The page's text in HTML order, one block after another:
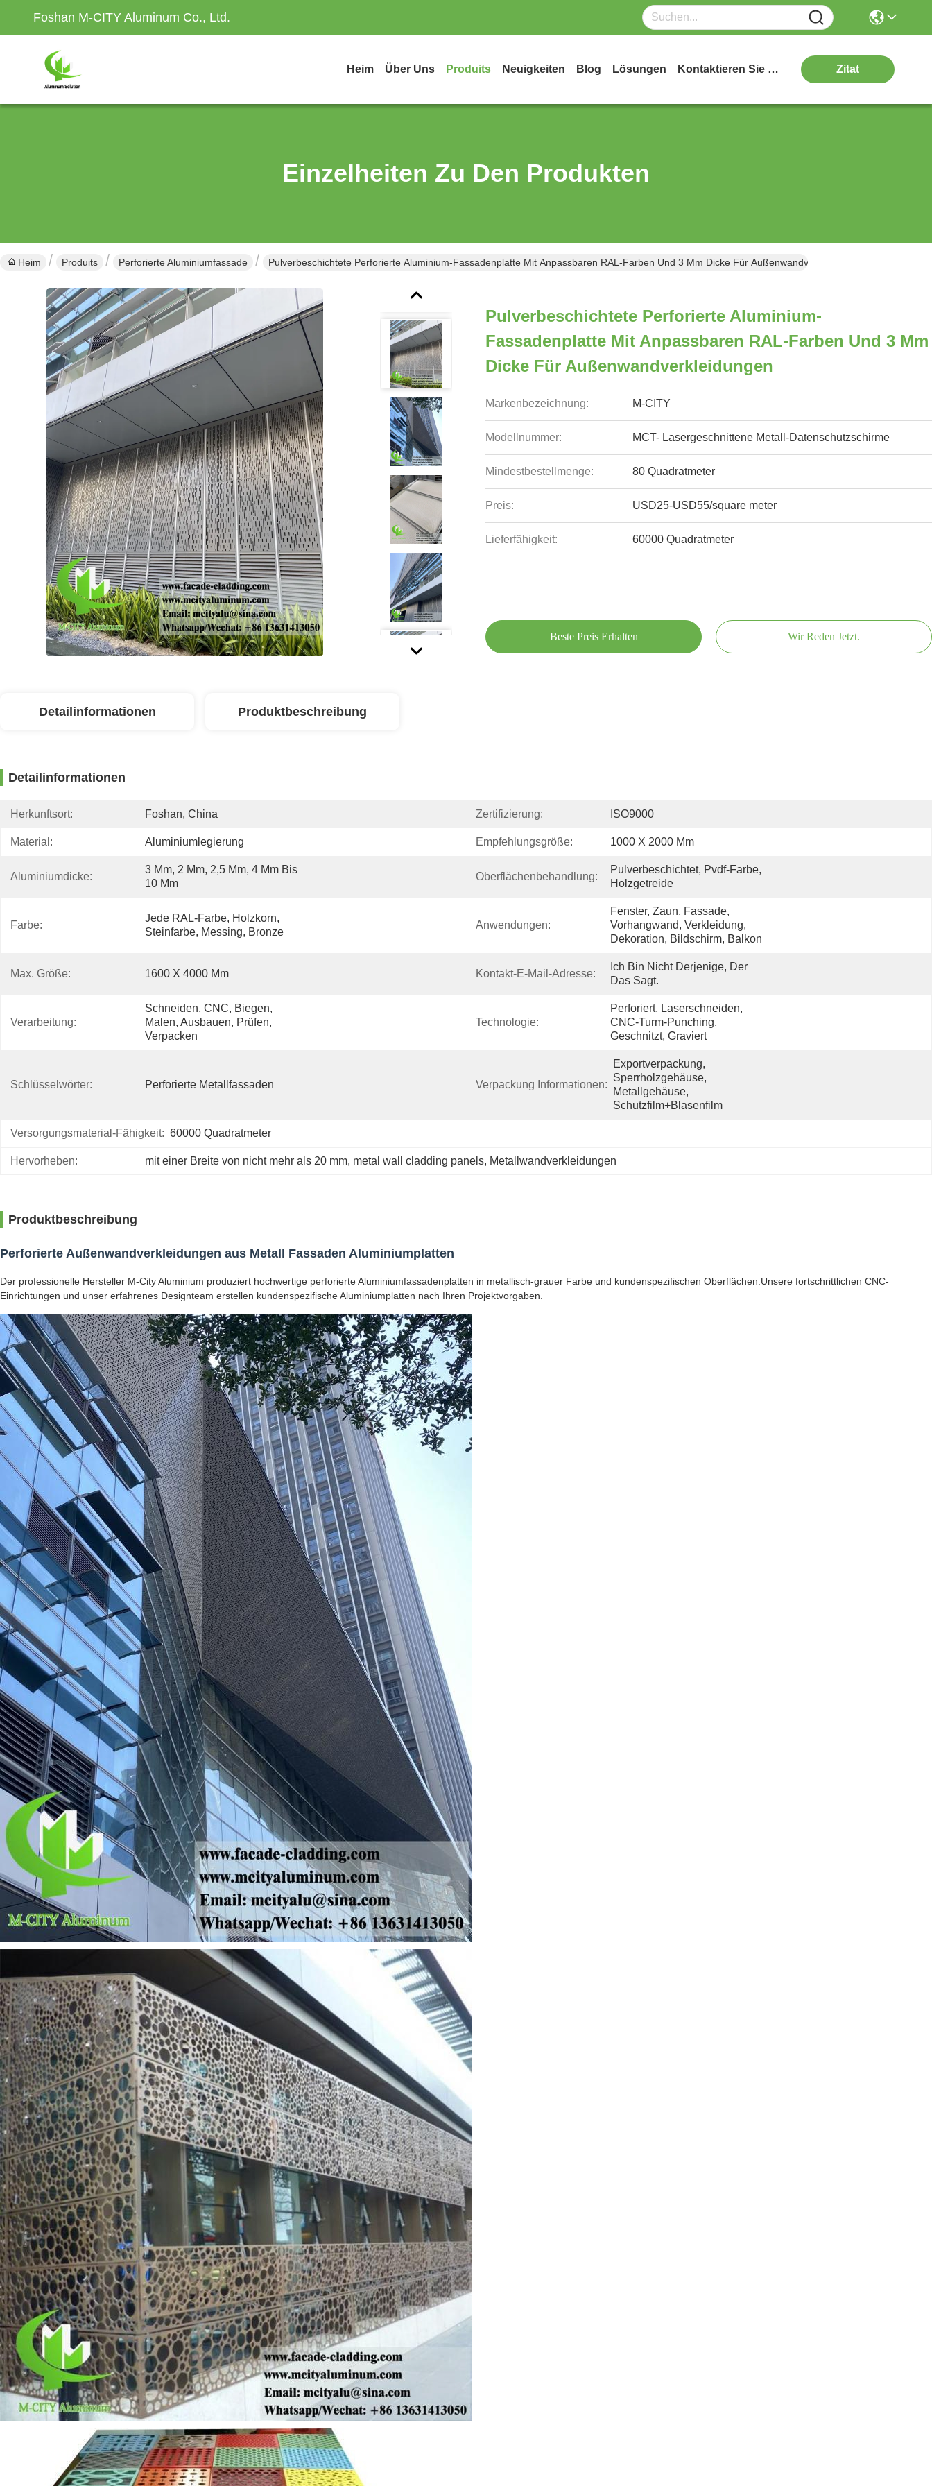
Foshan M-CITY Aluminum Co., Ltd.
Heim Über Uns Produits Neuigkeiten Blog Lösungen Kontaktieren Sie Uns Zitat
Einzelheiten Zu Den Produkten
Heim Produits Perforierte Aluminiumfassade Pulverbeschichtete Perforierte Aluminium-Fassadenplatte Mit Anpassbaren RAL-Farben Und 3 Mm Dicke Für Außenwandverkleidungen
Pulverbeschichtete Perforierte Aluminium-
Fassadenplatte Mit Anpassbaren RAL-Farben Und 3 Mm
Dicke Für Außenwandverkleidungen
Markenbezeichnung: M-CITY
Modellnummer: MCT- Lasergeschnittene Metall-Datenschutzschirme
Mindestbestellmenge: 80 Quadratmeter
Preis: USD25-USD55/square meter
Lieferfähigkeit: 60000 Quadratmeter
Beste Preis Erhalten Wir Reden Jetzt.
Detailinformationen Produktbeschreibung
Detailinformationen
Herkunftsort: Foshan, China Zertifizierung: ISO9000
Material: Aluminiumlegierung Empfehlungsgröße: 1000 X 2000 Mm
Aluminiumdicke:
3 Mm, 2 Mm, 2,5 Mm, 4 Mm Bis
10 Mm
Oberflächenbehandlung:
Pulverbeschichtet, Pvdf-Farbe,
Holzgetreide
Farbe:
Jede RAL-Farbe, Holzkorn,
Steinfarbe, Messing, Bronze
Anwendungen:
Fenster, Zaun, Fassade,
Vorhangwand, Verkleidung,
Dekoration, Bildschirm, Balkon
Max. Größe: 1600 X 4000 Mm Kontakt-E-Mail-Adresse:
Ich Bin Nicht Derjenige, Der
Das Sagt.
Verarbeitung:
Schneiden, CNC, Biegen,
Malen, Ausbauen, Prüfen,
Verpacken
Technologie:
Perforiert, Laserschneiden,
CNC-Turm-Punching,
Geschnitzt, Graviert
Schlüsselwörter: Perforierte Metallfassaden Verpackung Informationen:
Exportverpackung,
Sperrholzgehäuse,
Metallgehäuse,
Schutzfilm+Blasenfilm
Versorgungsmaterial-Fähigkeit: 60000 Quadratmeter
Hervorheben: mit einer Breite von nicht mehr als 20 mm, metal wall cladding panels, Metallwandverkleidungen
Produktbeschreibung
Perforierte Außenwandverkleidungen aus Metall Fassaden Aluminiumplatten
Der professionelle Hersteller M-City Aluminium produziert hochwertige perforierte Aluminiumfassadenplatten in metallisch-grauer Farbe und kundenspezifischen Oberflächen.Unsere fortschrittlichen CNC-
Einrichtungen und unser erfahrenes Designteam erstellen kundenspezifische Aluminiumplatten nach Ihren Projektvorgaben.